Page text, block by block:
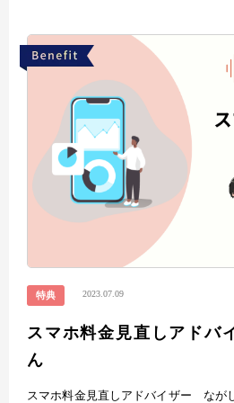
特典 2023.07.09
スマホ料金見直しアドバ
ん
スマホ料金見直しアドバイザー ながしさん